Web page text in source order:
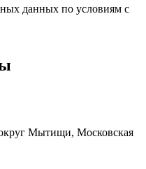
данных по условиям с
Мытищи, Московская